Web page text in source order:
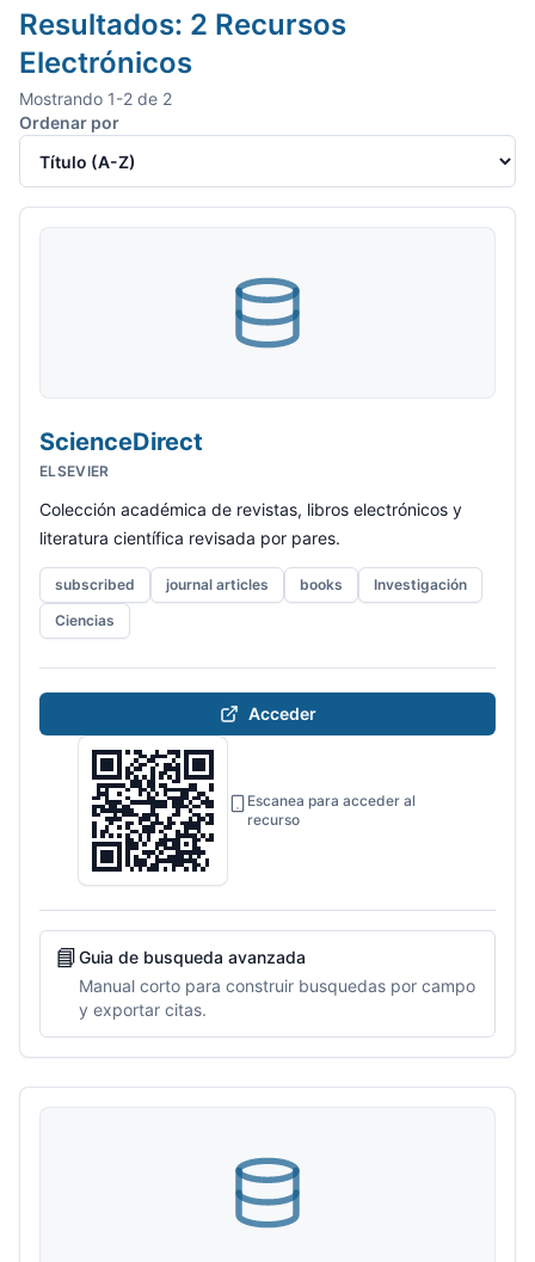
Resultados: 2 Recursos
Electrónicos
Mostrando 1-2 de 2
Ordenar por
ScienceDirect
ELSEVIER
Colección académica de revistas, libros electrónicos y
literatura científica revisada por pares.
subscribed journal articles books
Investigación
Ciencias
Acceder
Escanea para acceder al
recurso
📘Guia de busqueda avanzada
Manual corto para construir busquedas por campo
y exportar citas.